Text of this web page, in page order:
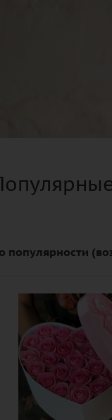
популярности
Количество
Цвет
розовый
Описание
роза, оазис,